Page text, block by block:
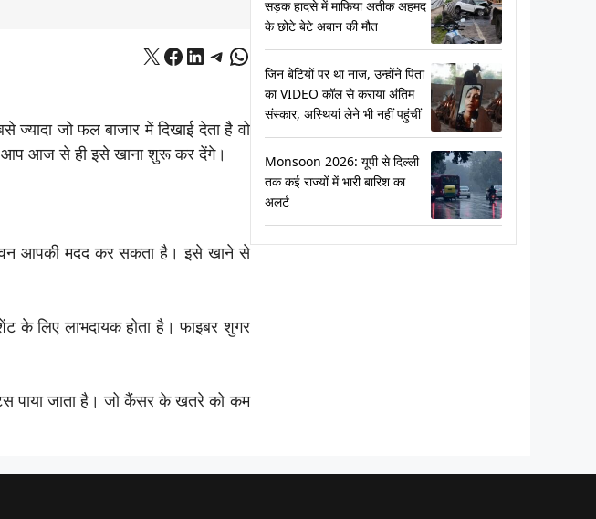
X Facebook
LinkedIn
Telegram
WhatsApp
ज्यादा जो फल बाजार में दिखाई देता है वो
आज से ही इसे खाना शुरू कर देंगे।
आपकी मदद कर सकता है। इसे खाने से
के लिए लाभदायक होता है। फाइबर शुगर
पाया जाता है। जो कैंसर के खतरे को कम
सड़क हादसे में माफिया अतीक अहमद
के छोटे बेटे अबान की मौत
जिन बेटियों पर था नाज, उन्होंने पिता
का VIDEO कॉल से कराया अंतिम
संस्कार, अस्थियां लेने भी नहीं पहुंचीं
Monsoon 2026: यूपी से दिल्ली
तक कई राज्यों में भारी बारिश का
अलर्ट